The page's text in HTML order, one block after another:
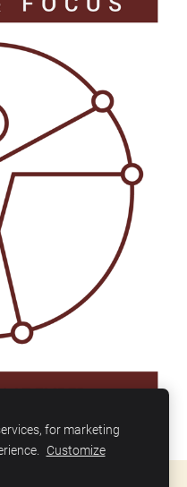
for marketing
Customize